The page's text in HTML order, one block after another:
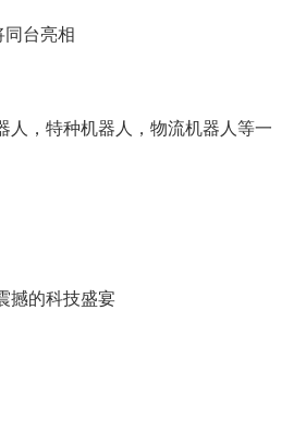
台亮相
人，特种机器人，物流机器人等一
撼的科技盛宴